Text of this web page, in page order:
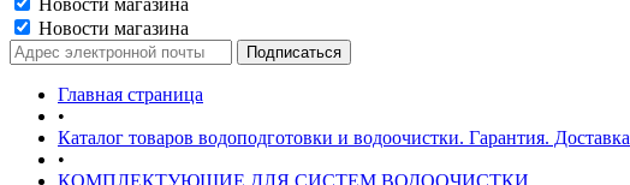
Новости магазина
Новости магазина
Главная страница
•
Каталог товаров водоподготовки и водоочистки. Гарантия. Доставка
•
КОМПЛЕКТУЮЩИЕ ДЛЯ СИСТЕМ ВОДООЧИСТКИ